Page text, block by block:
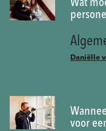
Wat
Daniëlle
voor